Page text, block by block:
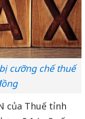
cưỡng chế thuế
của Thuế tỉnh